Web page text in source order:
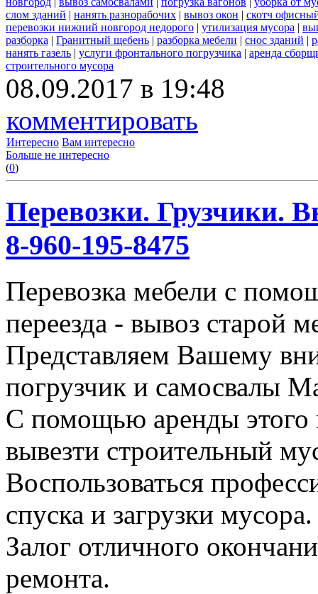
слом зданий | нанять разнорабочих | вывоз окон | скотч
перевозки нижний новгород недорого | утилизация мусора |
разборка | Гранитный щебень | разборка мебели | снос зданий |
нанять газель | услуги фронтального погрузчика | аренда
строительного мусора
08.09.2017 в 19:48
комментировать
Интересно Вам интересно
Больше не интересно
(0)
Перевозки. Грузчики.
8-960-195-8475
Перевозка мебели с
переезда - вывоз старой
Представляем Вашему
погрузчик и самосвалы
С помощью аренды этого
вывезти строительный
Воспользоваться
спуска и загрузки мусора.
Залог отличного
ремонта.